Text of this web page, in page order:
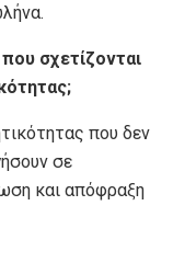
σχετίζονται
που δεν
σε
και απόφραξη